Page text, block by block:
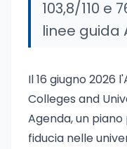
103,8/110 e
linee guida
Il 16 giugno 2026
Colleges and
Agenda, un
fiducia nelle